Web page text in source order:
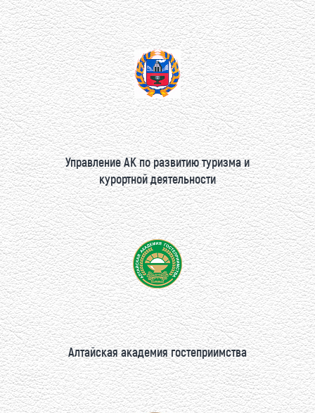
Управление АК по развитию туризма и
курортной деятельности
Алтайская академия гостеприимства